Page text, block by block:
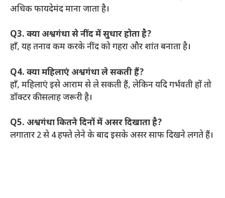
अधिक फायदेमंद माना जाता है।
Q3. क्या अश्वगंधा से नींद में सुधार होता है?
हाँ, यह तनाव कम करके नींद को गहरा और शांत बनाता है।
Q4. क्या महिलाएं अश्वगंधा ले सकती हैं?
हाँ, महिलाएं इसे आराम से ले सकती हैं, लेकिन यदि गर्भवती हों तो
डॉक्टर की सलाह जरूरी है।
Q5. अश्वगंधा कितने दिनों में असर दिखाता है?
लगातार 2 से 4 हफ्ते लेने के बाद इसके असर साफ दिखने लगते हैं।